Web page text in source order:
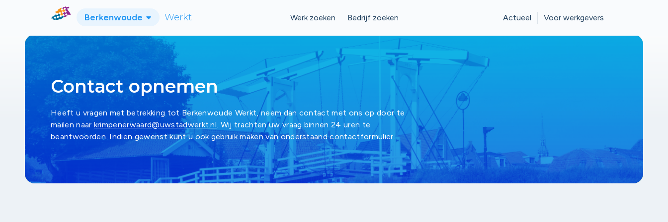
Berkenwoude Werkt Werk zoeken Bedrijf zoeken Actueel Voor werkgevers
Contact opnemen
Heeft u vragen met betrekking tot Berkenwoude Werkt, neem dan contact met ons op door te
mailen naar krimpenerwaard@uwstadwerkt.nl. Wij trachten uw vraag binnen 24 uren te
beantwoorden. Indien gewenst kunt u ook gebruik maken van onderstaand contactformulier.